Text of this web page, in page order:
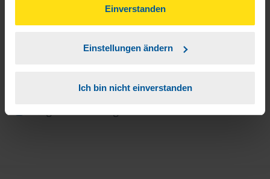
können Sie der Verwendung von Cookies, gemäß
unserer
Einverstanden
Einstellungen ändern
Ich bin nicht einverstanden
Sie bekommen eine E-Mail mit Ihren Zugangsdaten